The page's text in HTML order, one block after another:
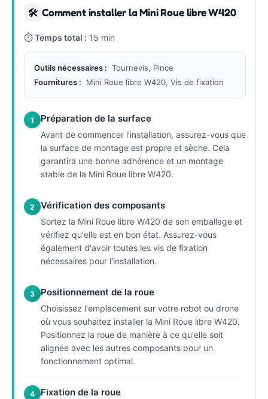
🛠 Comment installer la Mini Roue libre W420
⏱Temps total : 15 min
Outils nécessaires : Tournevis, Pince
Fournitures :
Mini Roue libre W420, Vis de fixation
1 Préparation de la surface
Avant de commencer l'installation, assurez-vous que
la surface de montage est propre et sèche. Cela
garantira une bonne adhérence et un montage
stable de la Mini Roue libre W420.
2 Vérification des composants
Sortez la Mini Roue libre W420 de son emballage et
vérifiez qu'elle est en bon état. Assurez-vous
également d'avoir toutes les vis de fixation
nécessaires pour l'installation.
3 Positionnement de la roue
Choisissez l'emplacement sur votre robot ou drone
où vous souhaitez installer la Mini Roue libre W420.
Positionnez la roue de manière à ce qu'elle soit
alignée avec les autres composants pour un
fonctionnement optimal.
4 Fixation de la roue